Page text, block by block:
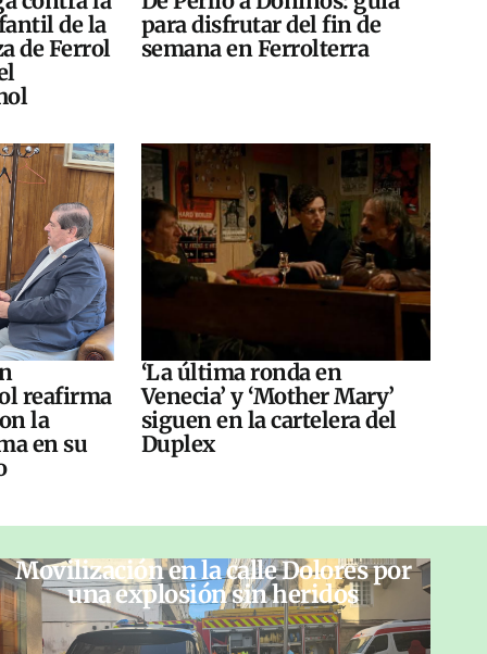
de la
de Ferrol
para disfrutar del fin de
semana en Ferrolterra
reafirma
la
en su
‘La última ronda en
Venecia’ y ‘Mother Mary’
siguen en la cartelera del
Duplex
Movilización en la calle Dolores por
una explosión sin heridos